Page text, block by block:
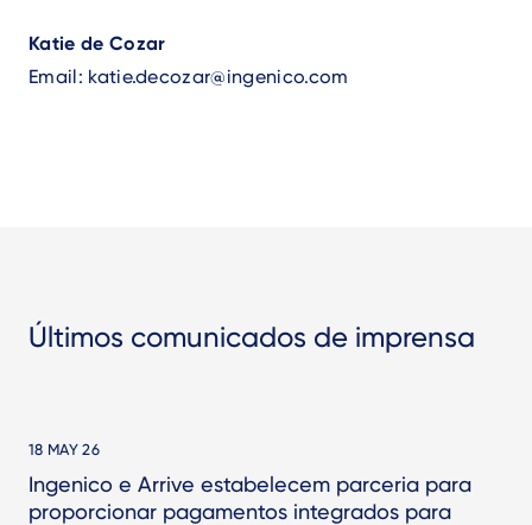
Katie de Cozar
Email: katie.decozar@ingenico.com
Últimos comunicados de imprensa
18 MAY 26
Ingenico e Arrive estabelecem parceria para
proporcionar pagamentos integrados para